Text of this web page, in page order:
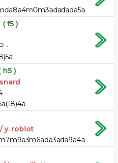
( f5 )
-
h5 )
-
y. roblot